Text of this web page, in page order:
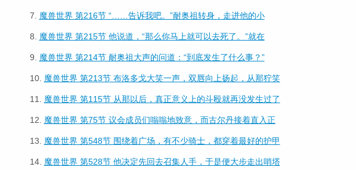
7. 魔兽世界 第216节 “……告诉我吧。”耐奥祖转身，走进他的小
8. 魔兽世界 第215节 他说道，“那么你马上就可以去死了。”就在
9. 魔兽世界 第214节 耐奥祖大声的问道：“到底发生了什么事？”
10. 魔兽世界 第213节 布洛多戈大笑一声，双唇向上扬起，从那狞笑
11. 魔兽世界 第115节 从那以后，真正意义上的斗殴就再没发生过了
12. 魔兽世界 第75节 议会成员们嗡嗡地致意，而古尔丹接着直入正
13. 魔兽世界 第548节 围绕着广场，有不少骑士，都穿着最好的护甲
14. 魔兽世界 第528节 他决定先回去召集人手，于是便大步走出哨塔